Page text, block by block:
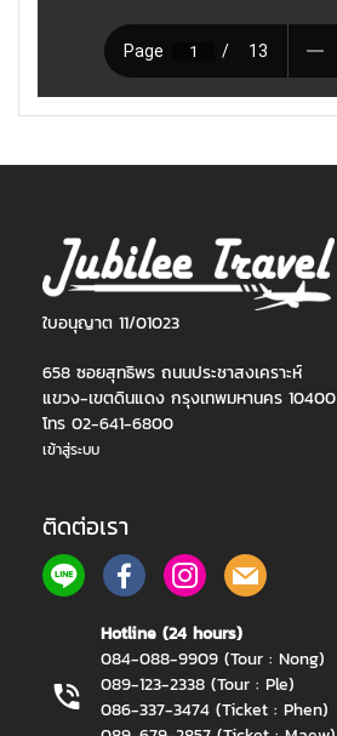
ใบอนุญาต 11/01023
658 ซอยสุทธิพร ถนนประชาสงเคราะห์
แขวง-เขตดินแดง กรุงเทพมหานคร 10400
โทร 02-641-6800
เข้าสู่ระบบ
ติดต่อเรา
Hotline (24 hours)
084-088-9909 (Tour : Nong)
089-123-2338 (Tour : Ple)
086-337-3474 (Ticket : Phen)